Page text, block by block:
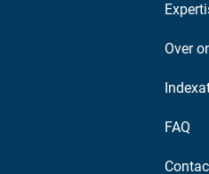
huurovereenkomst. De VvE
dit geldt ook voor
Over
FAQ